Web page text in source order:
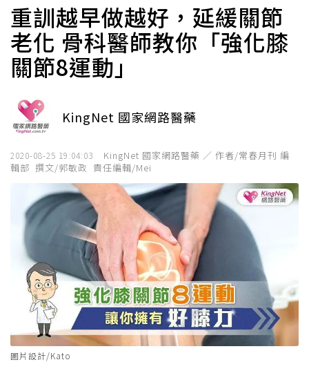
重訓越早做越好，延緩關節
老化 骨科醫師教你「強化膝
關節8運動」
KingNet 國家網路醫藥
2020-08-25 19:04:03
KingNet 國家網路醫藥 ／ 作者/常春月刊 編
輯部 撰文/郭敏政 責任編輯/Mei
圖片設計/Kato